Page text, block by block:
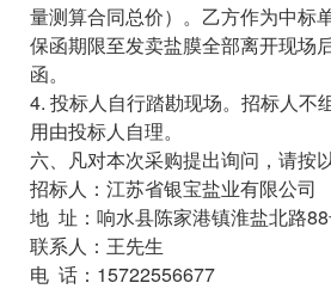
量测算合同总价）。乙方作为中标
保函期限至发卖盐膜全部离开现场
函。
4. 投标人自行踏勘现场。招标人不
用由投标人自理。
六、凡对本次采购提出询问，请按
招标人：江苏省银宝盐业有限公司
地 址：响水县陈家港镇淮盐北路
联系人：王先生
电 话：15722556677